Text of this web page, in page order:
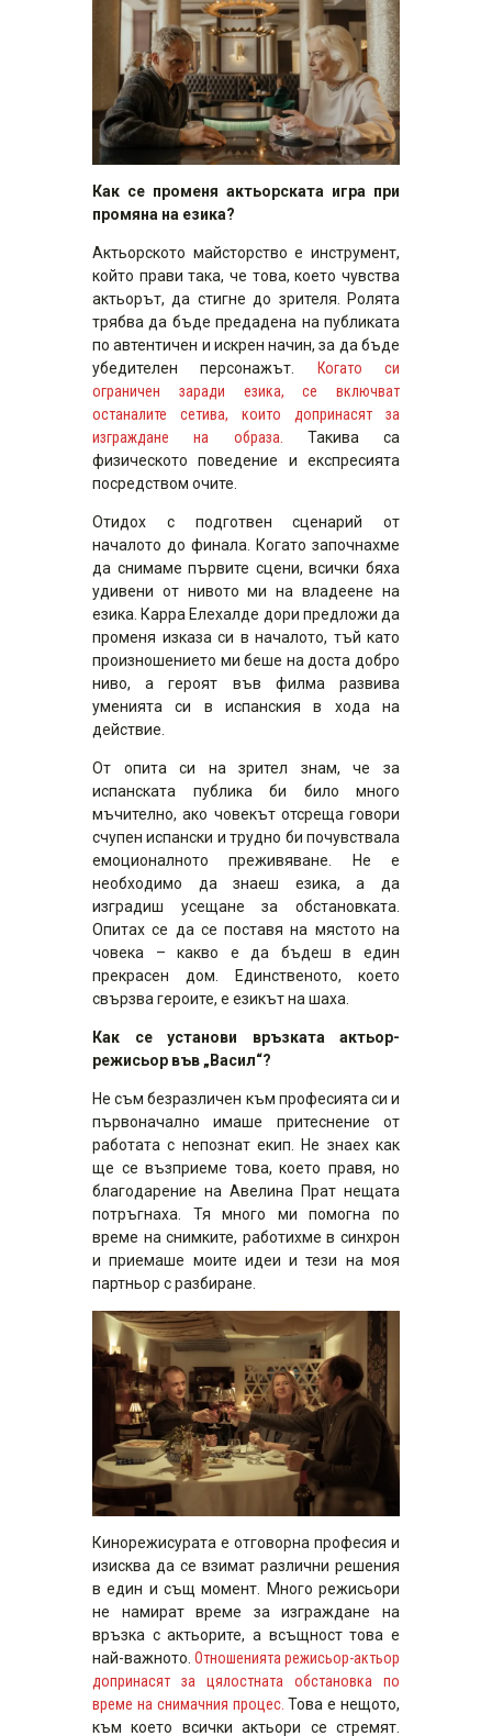
Как се променя актьорската игра при
промяна на езика?
Актьорското майсторство е инструмент,
който прави така, че това, което чувства
актьорът, да стигне до зрителя. Ролята
трябва да бъде предадена на публиката
по автентичен и искрен начин, за да бъде
убедителен персонажът.
Когато си
ограничен заради езика, се включват
останалите сетива, които допринасят за
изграждане на образа. Такива са
физическото поведение и експресията
посредством очите.
Отидох с подготвен сценарий от
началото до финала. Когато започнахме
да снимаме първите сцени, всички бяха
удивени от нивото ми на владеене на
езика. Карра Елехалде дори предложи да
променя изказа си в началото, тъй като
произношението ми беше на доста добро
ниво, а героят във филма развива
уменията си в испанския в хода на
действие.
От опита си на зрител знам, че за
испанската публика би било много
мъчително, ако човекът отсреща говори
счупен испански и трудно би почувствала
емоционалното преживяване. Не е
необходимо да знаеш езика, а да
изградиш усещане за обстановката.
Опитах се да се поставя на мястото на
човека – какво е да бъдеш в един
прекрасен дом. Единственото, което
свързва героите, е езикът на шаха.
Как се установи връзката актьор-
режисьор във „Васил“?
Не съм безразличен към професията си и
първоначално имаше притеснение от
работата с непознат екип. Не знаех как
ще се възприеме това, което правя, но
благодарение на Авелина Прат нещата
потръгнаха. Тя много ми помогна по
време на снимките, работихме в синхрон
и приемаше моите идеи и тези на моя
партньор с разбиране.
Кинорежисурата е отговорна професия и
изисква да се взимат различни решения
в един и същ момент. Много режисьори
не намират време за изграждане на
връзка с актьорите, а всъщност това е
най-важното. Отношенията режисьор-актьор
допринасят за цялостната обстановка по
време на снимачния процес. Това е нещото,
към което всички актьори се стремят.